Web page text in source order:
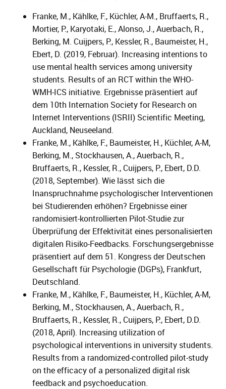
Franke, M., Kählke, F., Küchler, A-M., Bruffaerts, R.,
Mortier, P., Karyotaki, E., Alonso, J., Auerbach, R.,
Berking, M. Cuijpers, P., Kessler, R., Baumeister, H.,
Ebert, D. (2019, Februar). Increasing intentions to
use mental health services among university
students. Results of an RCT within the WHO-
WMH-ICS initiative. Ergebnisse präsentiert auf
dem 10th Internation Society for Research on
Internet Interventions (ISRII) Scientific Meeting,
Auckland, Neuseeland.
Franke, M., Kählke, F., Baumeister, H., Küchler, A-M,
Berking, M., Stockhausen, A., Auerbach, R.,
Bruffaerts, R., Kessler, R., Cuijpers, P., Ebert, D.D.
(2018, September). Wie lässt sich die
Inanspruchnahme psychologischer Interventionen
bei Studierenden erhöhen? Ergebnisse einer
randomisiert-kontrollierten Pilot-Studie zur
Überprüfung der Effektivität eines personalisierten
digitalen Risiko-Feedbacks. Forschungsergebnisse
präsentiert auf dem 51. Kongress der Deutschen
Gesellschaft für Psychologie (DGPs), Frankfurt,
Deutschland.
Franke, M., Kählke, F., Baumeister, H., Küchler, A-M,
Berking, M., Stockhausen, A., Auerbach, R.,
Bruffaerts, R., Kessler, R., Cuijpers, P., Ebert, D.D.
(2018, April). Increasing utilization of
psychological interventions in university students.
Results from a randomized-controlled pilot-study
on the efficacy of a personalized digital risk
feedback and psychoeducation.